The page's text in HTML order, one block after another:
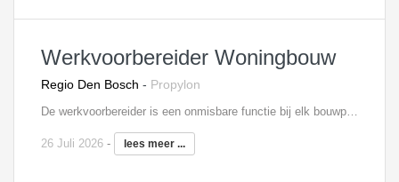
Werkvoorbereider Woningbouw
Regio Den Bosch - Propylon
26 Juli 2026 - lees meer ...